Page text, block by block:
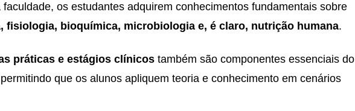
faculdade, os estudantes adquirem conhecimentos fundamentais sobre
fisiologia, bioquímica, microbiologia e, é claro, nutrição humana.
práticas e estágios clínicos também são componentes essenciais do
que os alunos apliquem teoria e conhecimento em cenários